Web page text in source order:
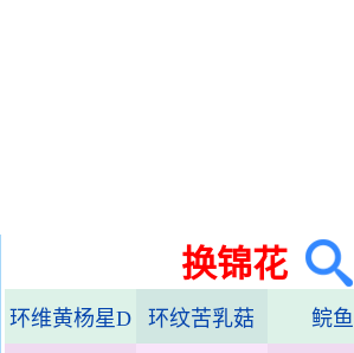
换锦花
环维黄杨星D 环纹苦乳菇 鲩鱼